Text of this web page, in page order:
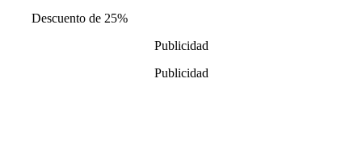
precios:
Descuento de 25%
Publicidad
Publicidad